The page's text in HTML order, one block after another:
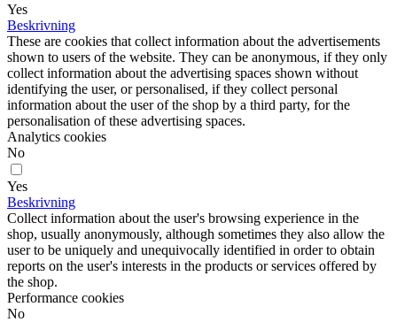
Yes
Beskrivning
These are cookies that collect information about the advertisements
shown to users of the website. They can be anonymous, if they only
collect information about the advertising spaces shown without
identifying the user, or personalised, if they collect personal
information about the user of the shop by a third party, for the
personalisation of these advertising spaces.
Analytics cookies
No
Yes
Beskrivning
Collect information about the user's browsing experience in the
shop, usually anonymously, although sometimes they also allow the
user to be uniquely and unequivocally identified in order to obtain
reports on the user's interests in the products or services offered by
the shop.
Performance cookies
No